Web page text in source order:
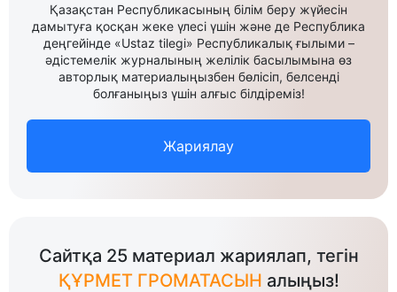
Қазақстан Республикасының білім беру жүйесін
дамытуға қосқан жеке үлесі үшін және де Республика
деңгейінде «Ustaz tilegi» Республикалық ғылыми –
әдістемелік журналының желілік басылымына өз
авторлық материалыңызбен бөлісіп, белсенді
болғаныңыз үшін алғыс білдіреміз!
Жариялау
Сайтқа 25 материал жариялап, тегін
ҚҰРМЕТ ГРОМАТАСЫН алыңыз!